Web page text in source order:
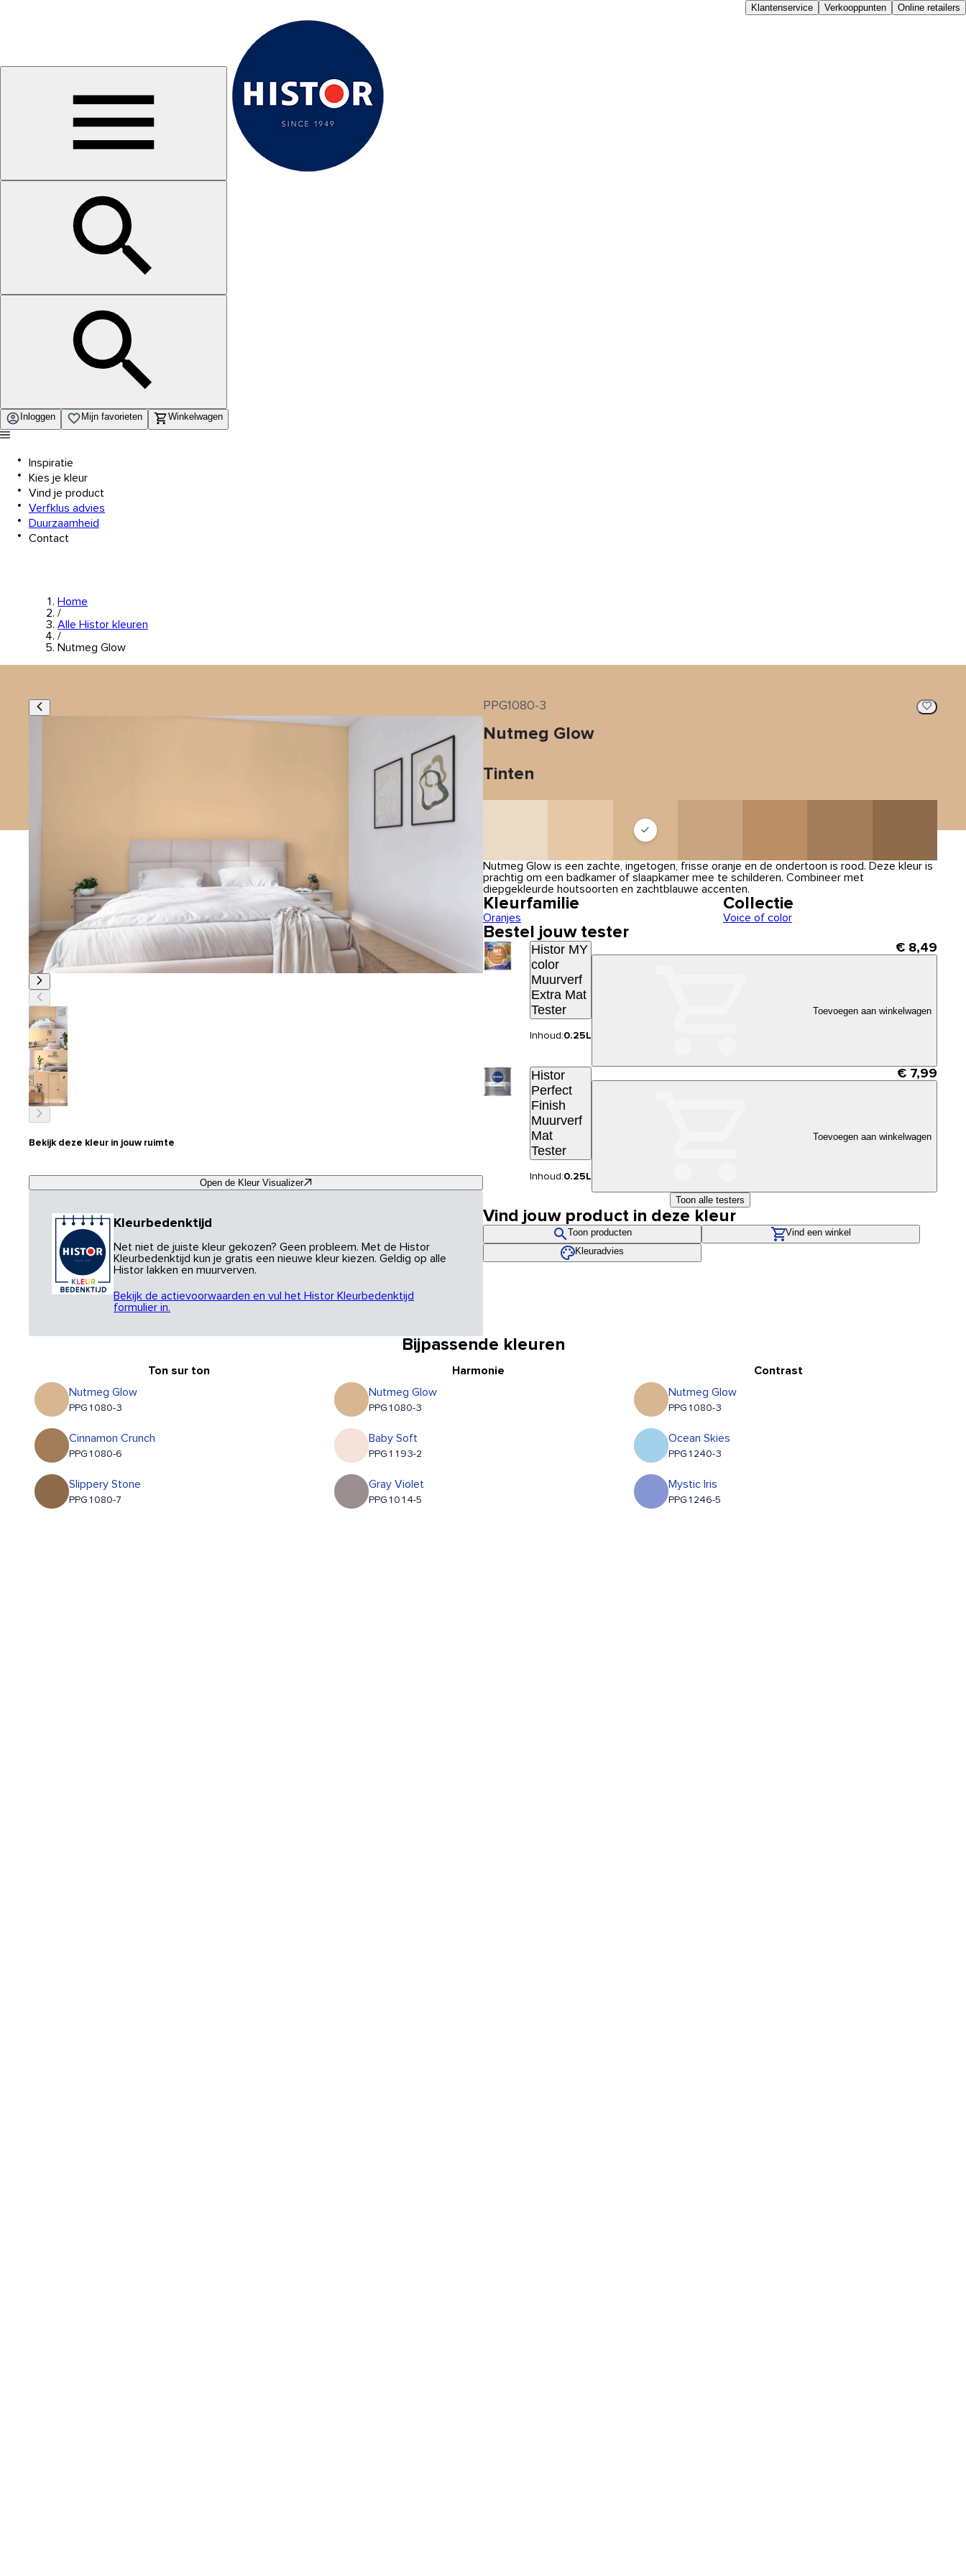
Klantenservice Verkooppunten Online retailers
Inloggen Mijn favorieten Winkelwagen
Inspiratie
Kies je kleur
Vind je product
Verfklus advies
Duurzaamheid
Contact
Home
/
Alle Histor kleuren
/
Nutmeg Glow
Bekijk deze kleur in jouw ruimte
Open de Kleur Visualizer
Kleurbedenktijd
Net niet de juiste kleur gekozen? Geen probleem. Met de Histor
Kleurbedenktijd kun je gratis een nieuwe kleur kiezen. Geldig op alle
Histor lakken en muurverven.
Bekijk de actievoorwaarden en vul het Histor Kleurbedenktijd
formulier in.
PPG1080-3
Nutmeg Glow
Tinten
Nutmeg Glow is een zachte, ingetogen, frisse oranje en de ondertoon is rood. Deze kleur is
prachtig om een badkamer of slaapkamer mee te schilderen. Combineer met
diepgekleurde houtsoorten en zachtblauwe accenten.
Kleurfamilie
Oranjes
Collectie
Voice of color
Bestel jouw tester
Histor MY
color
Muurverf
Extra Mat
Tester
Inhoud:0.25L
€ 8,49
Toevoegen aan winkelwagen
Histor
Perfect
Finish
Muurverf
Mat
Tester
Inhoud:0.25L
€ 7,99
Toevoegen aan winkelwagen
Toon alle testers
Vind jouw product in deze kleur
Toon producten
Vind een winkel
Kleuradvies
Bijpassende kleuren
Ton sur ton
Nutmeg Glow
PPG1080-3
Cinnamon Crunch
PPG1080-6
Slippery Stone
PPG1080-7
Harmonie
Nutmeg Glow
PPG1080-3
Baby Soft
PPG1193-2
Gray Violet
PPG1014-5
Contrast
Nutmeg Glow
PPG1080-3
Ocean Skies
PPG1240-3
Mystic Iris
PPG1246-5